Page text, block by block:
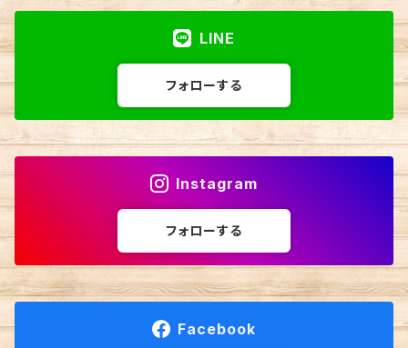
LINE
フォローする
Instagram
フォローする
Facebook